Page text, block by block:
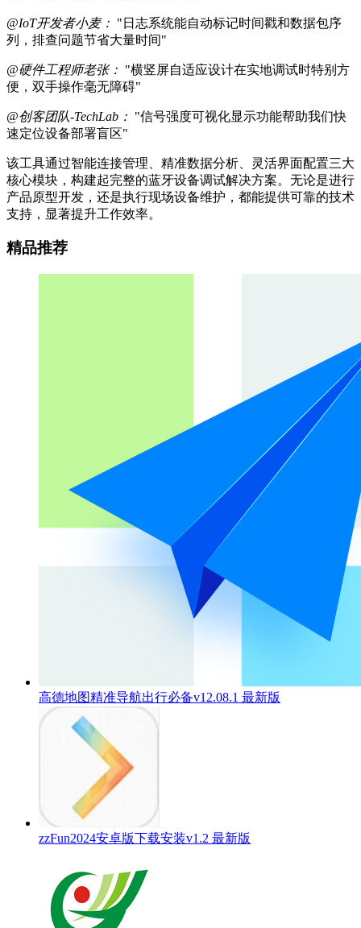
@IoT开发者小麦： "日志系统能自动标记时间戳和数据包序
列，排查问题节省大量时间"
@硬件工程师老张： "横竖屏自适应设计在实地调试时特别方
便，双手操作毫无障碍"
@创客团队-TechLab： "信号强度可视化显示功能帮助我们快
速定位设备部署盲区"
该工具通过智能连接管理、精准数据分析、灵活界面配置三大
核心模块，构建起完整的蓝牙设备调试解决方案。无论是进行
产品原型开发，还是执行现场设备维护，都能提供可靠的技术
支持，显著提升工作效率。
精品推荐
高德地图精准导航出行必备v12.08.1 最新版
zzFun2024安卓版下载安装v1.2 最新版